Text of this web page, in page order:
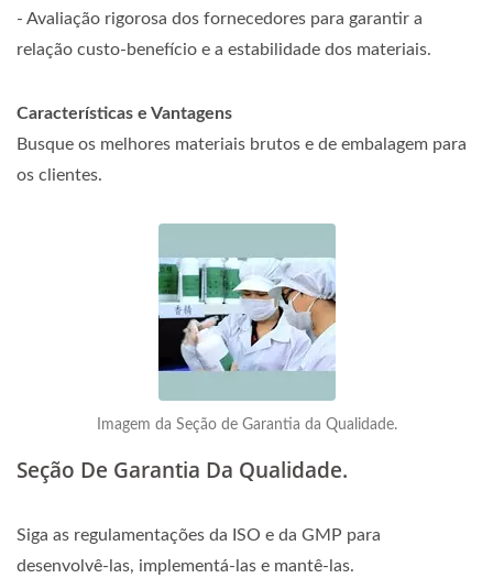
- Avaliação rigorosa dos fornecedores para garantir a
relação custo-benefício e a estabilidade dos materiais.
Características e Vantagens
Busque os melhores materiais brutos e de embalagem para
os clientes.
Imagem da Seção de Garantia da Qualidade.
Seção De Garantia Da Qualidade.
Siga as regulamentações da ISO e da GMP para
desenvolvê-las, implementá-las e mantê-las.